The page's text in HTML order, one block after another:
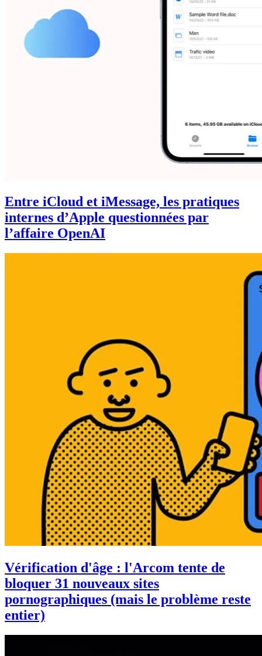
Entre iCloud et iMessage, les pratiques
internes d’Apple questionnées par
l’affaire OpenAI
Vérification d'âge : l'Arcom tente de
bloquer 31 nouveaux sites
pornographiques (mais le problème reste
entier)